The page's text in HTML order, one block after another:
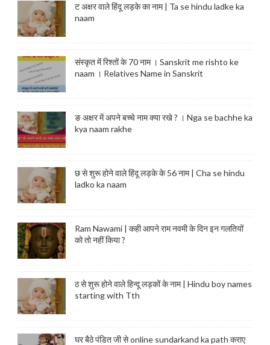
ट अक्षर वाले हिंदू लड़के का नाम | Ta se hindu ladke ka
naam
संस्कृत में रिश्तों के 70 नाम । Sanskrit me rishto ke
naam । Relatives Name in Sanskrit
ङ अक्षर में अपने बच्चे नाम क्या रखे ? । Nga se bachhe ka
kya naam rakhe
छ से शुरू होने वाले हिंदू लड़के के 56 नाम | Cha se hindu
ladko ka naam
Ram Nawami | कही आपने राम नवमी के दिन इन गलतियों
को तो नहीं किया ?
ठ से शुरू होने वाले हिन्दू लड़कों के नाम | Hindu boy names
starting with Tth
घर बैठे पंडित जी से online sundarkand ka path कराए